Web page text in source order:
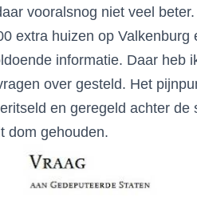
vooralsnog niet veel
extra huizen op Valkenburg
informatie. Daar heb
over gesteld. Het
en geregeld achter de
dom gehouden.